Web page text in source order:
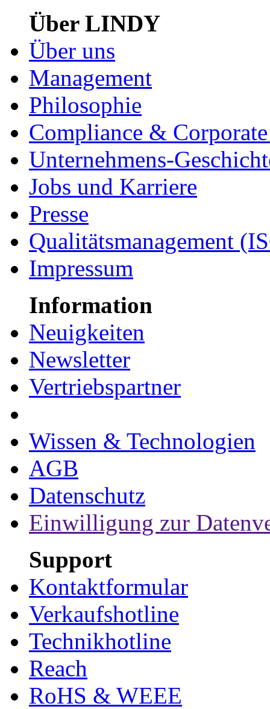
Über LINDY
Über uns
Management
Philosophie
Compliance &
Unternehmens-
Jobs und Karriere
Presse
Qualitätsmanagement
Impressum
Information
Neuigkeiten
Newsletter
Vertriebspartner
Wissen & Technologien
AGB
Datenschutz
Einwilligung zur
Support
Kontaktformular
Verkaufshotline
Technikhotline
Reach
RoHS & WEEE